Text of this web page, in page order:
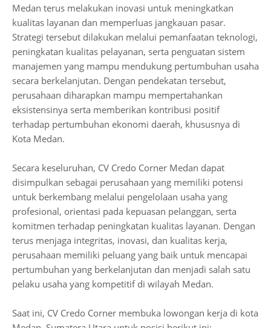
Medan terus melakukan inovasi untuk meningkatkan
kualitas layanan dan memperluas jangkauan pasar.
Strategi tersebut dilakukan melalui pemanfaatan teknologi,
peningkatan kualitas pelayanan, serta penguatan sistem
manajemen yang mampu mendukung pertumbuhan usaha
secara berkelanjutan. Dengan pendekatan tersebut,
perusahaan diharapkan mampu mempertahankan
eksistensinya serta memberikan kontribusi positif
terhadap pertumbuhan ekonomi daerah, khususnya di
Kota Medan.
Secara keseluruhan, CV Credo Corner Medan dapat
disimpulkan sebagai perusahaan yang memiliki potensi
untuk berkembang melalui pengelolaan usaha yang
profesional, orientasi pada kepuasan pelanggan, serta
komitmen terhadap peningkatan kualitas layanan. Dengan
terus menjaga integritas, inovasi, dan kualitas kerja,
perusahaan memiliki peluang yang baik untuk mencapai
pertumbuhan yang berkelanjutan dan menjadi salah satu
pelaku usaha yang kompetitif di wilayah Medan.
Saat ini, CV Credo Corner membuka lowongan kerja di kota